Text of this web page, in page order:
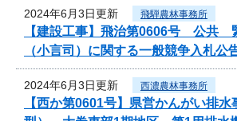
2024年6月3日更新 飛騨農林事務所
【建設工事】飛治第0606号 公共
（小言司）に関する一般競争入札公
2024年6月3日更新 西濃農林事務所
【西か第0601号】県営かんがい排